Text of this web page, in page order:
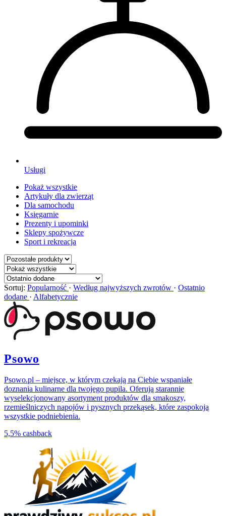
Usługi
Pokaż wszystkie
Artykuły dla zwierząt
Dla samochodu
Księgarnie
Prezenty i upominki
Sklepy spożywcze
Sport i rekreacja
Sortuj: Popularność · Według najwyższych zwrotów · Ostatnio
dodane · Alfabetycznie
Psowo
Psowo.pl – miejsce, w którym czekają na Ciebie wspaniałe
doznania kulinarne dla twojego pupila. Oferują starannie
wyselekcjonowany asortyment produktów dla smakoszy,
rzemieślniczych napojów i pysznych przekąsek, które zaspokoją
wszystkie podniebienia.
5,5% cashback